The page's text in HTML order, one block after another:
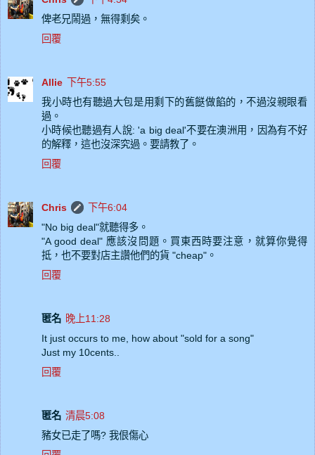
俾老兄鬧過，無得剩矣。
回覆
Allie 下午5:55
我小時也有聽過大包是用剩下的舊餸做餡的，不過沒親眼看
過。
小時候也聽過有人說: 'a big deal'不要在澳洲用，因為有不好
的解釋，這也沒深究過。要請教了。
回覆
Chris
下午6:04
"No big deal"就聽得多。
"A good deal" 應該沒問題。買東西時要注意，就算你覺得
抵，也不要對店主讚他們的貨 "cheap"。
回覆
匿名 晚上11:28
It just occurs to me, how about "sold for a song"
Just my 10cents..
回覆
匿名 清晨5:08
豬女已走了嗎? 我佷傷心